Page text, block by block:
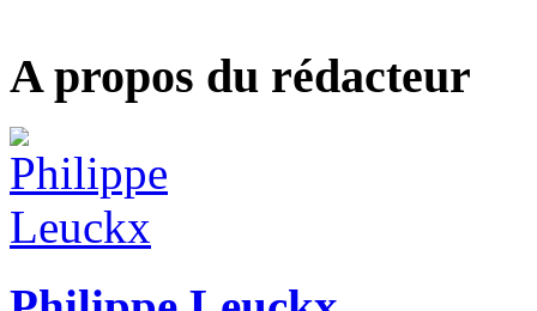
A propos du rédacteur